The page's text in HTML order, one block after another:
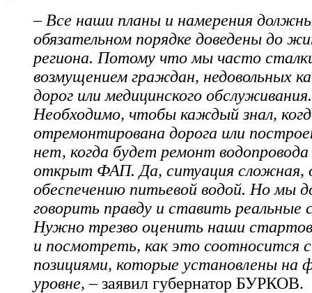
– Все наши планы и намерения
обязательном порядке доведены до
региона. Потому что мы часто
возмущением граждан, недовольных
дорог или медицинского обслуживания.
Необходимо, чтобы каждый знал,
отремонтирована дорога или
нет, когда будет ремонт водопровода
открыт ФАП. Да, ситуация сложная,
обеспечению питьевой водой. Но мы
говорить правду и ставить реальные
Нужно трезво оценить наши
и посмотреть, как это соотносится
позициями, которые установлены на
уровне, –заявил губернатор БУРКОВ.